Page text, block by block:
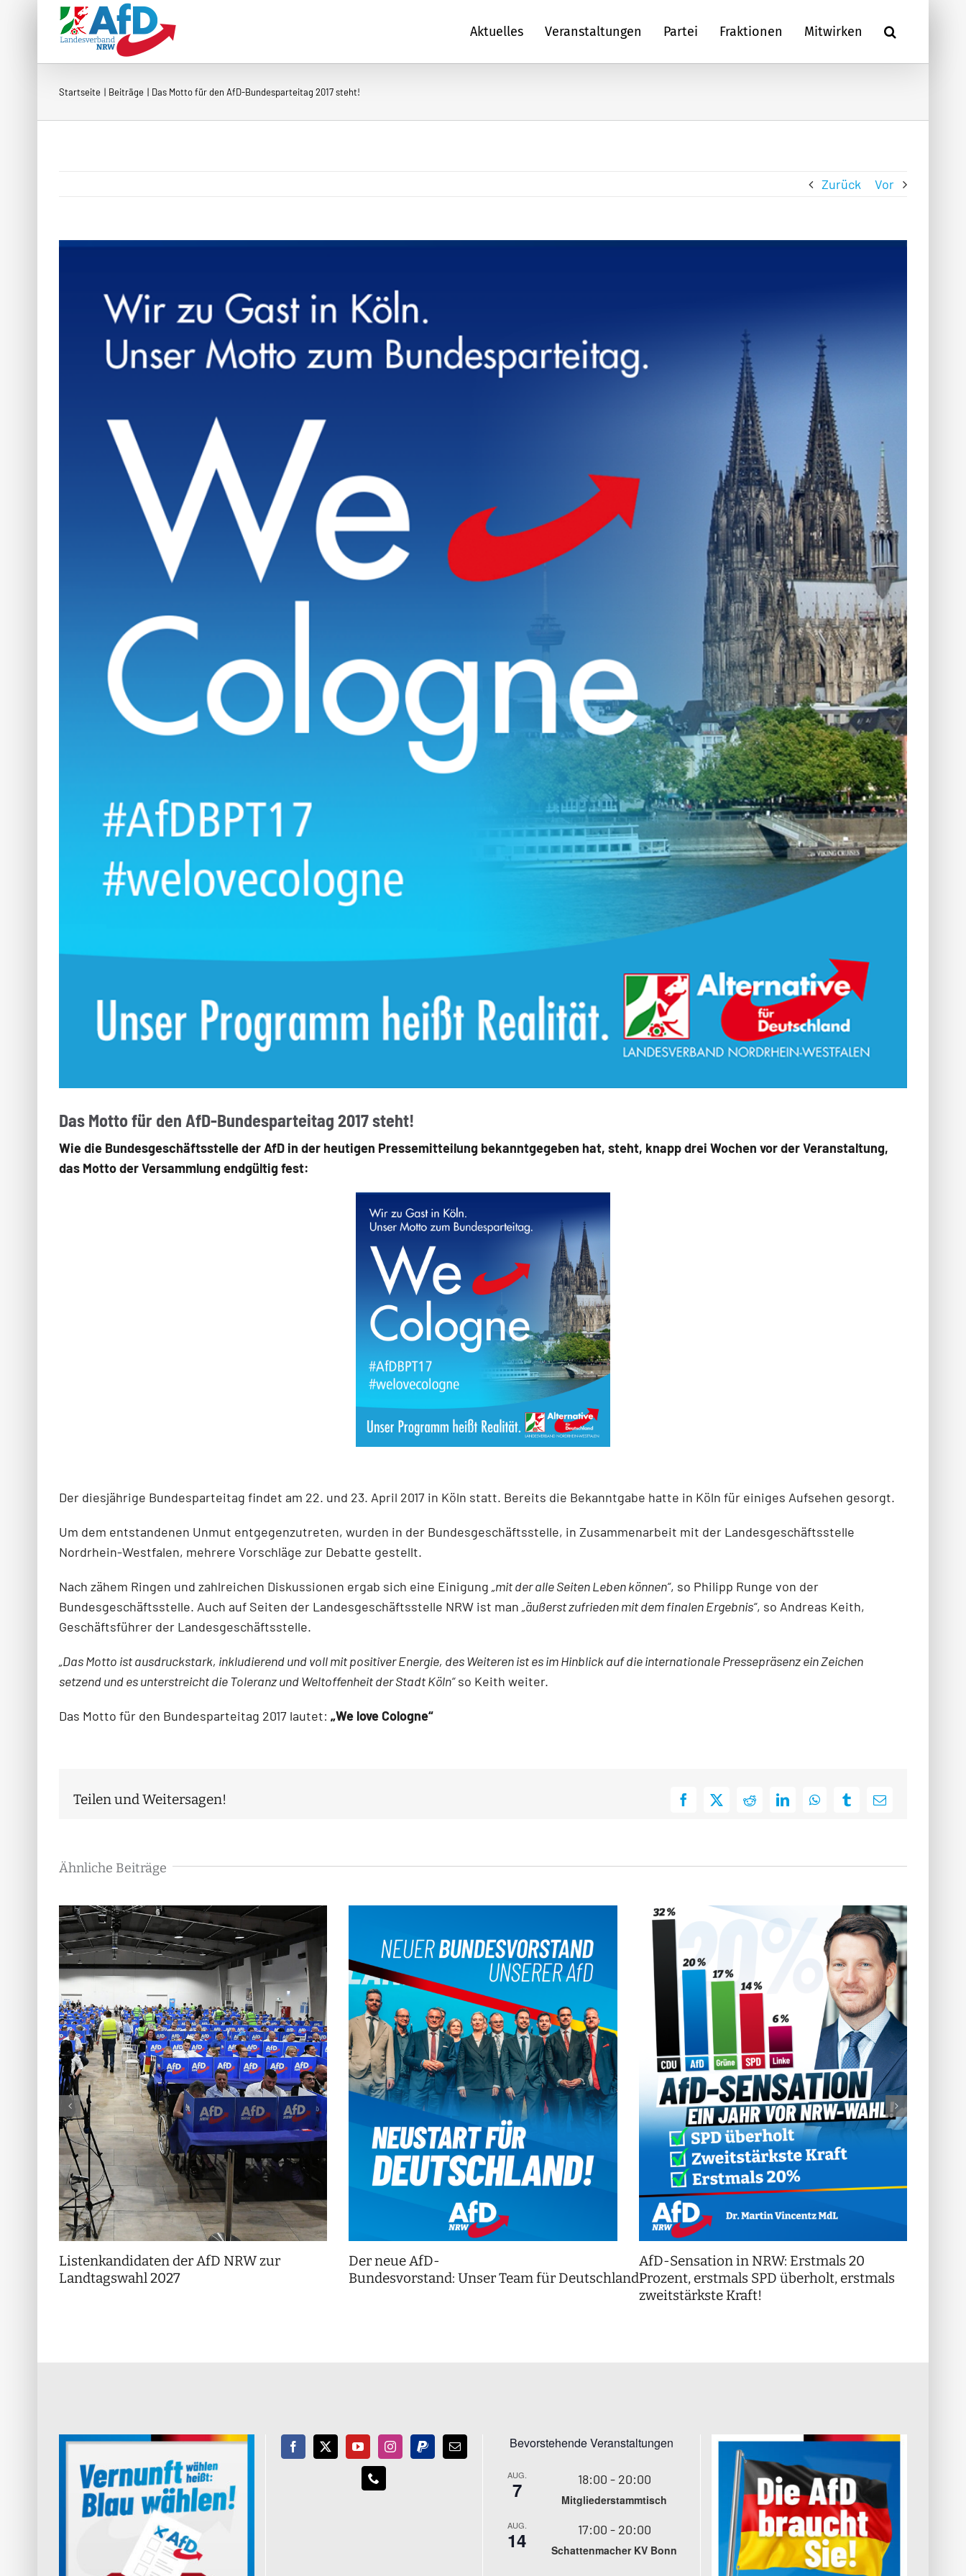
Aktuelles Veranstaltungen Partei Fraktionen Mitwirken
Startseite Beiträge Das Motto für den AfD-Bundesparteitag 2017 steht!
Zurück Vor
Das Motto für den AfD-Bundesparteitag 2017 steht!
Wie die Bundesgeschäftsstelle der AfD in der heutigen Pressemitteilung bekanntgegeben hat, steht, knapp drei Wochen vor der Veranstaltung,
das Motto der Versammlung endgültig fest:
Der diesjährige Bundesparteitag findet am 22. und 23. April 2017 in Köln statt. Bereits die Bekanntgabe hatte in Köln für einiges Aufsehen gesorgt.
Um dem entstandenen Unmut entgegenzutreten, wurden in der Bundesgeschäftsstelle, in Zusammenarbeit mit der Landesgeschäftsstelle
Nordrhein-Westfalen, mehrere Vorschläge zur Debatte gestellt.
Nach zähem Ringen und zahlreichen Diskussionen ergab sich eine Einigung „mit der alle Seiten Leben können“, so Philipp Runge von der
Bundesgeschäftsstelle. Auch auf Seiten der Landesgeschäftsstelle NRW ist man „äußerst zufrieden mit dem finalen Ergebnis“, so Andreas Keith,
Geschäftsführer der Landesgeschäftsstelle.
„Das Motto ist ausdruckstark, inkludierend und voll mit positiver Energie, des Weiteren ist es im Hinblick auf die internationale Pressepräsenz ein Zeichen
setzend und es unterstreicht die Toleranz und Weltoffenheit der Stadt Köln“so Keith weiter.
Das Motto für den Bundesparteitag 2017 lautet: „We love Cologne“
Teilen und Weitersagen! Facebook
X RedditLinkedInWhatsAppTumblrE-
Ähnliche Beiträge
Listenkandidaten der AfD NRW zur
Landtagswahl 2027
Der neue AfD-
Bundesvorstand: Unser Team für Deutschland!
AfD-Sensation in NRW: Erstmals 20
Prozent, erstmals SPD überholt, erstmals
zweitstärkste Kraft!
Bevorstehende Veranstaltungen
AUG.
7 18:00 - 20:00
Mitgliederstammtisch
AUG.
14 17:00 - 20:00
Schattenmacher KV Bonn